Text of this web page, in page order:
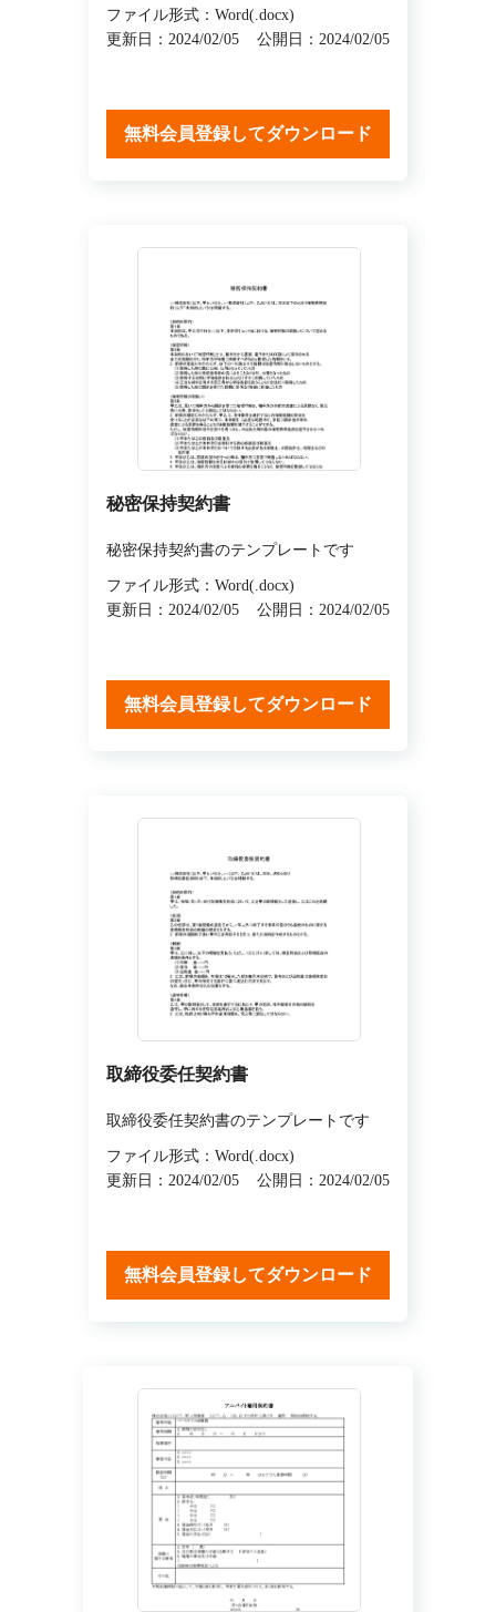
ファイル形式：Word(.docx)
更新日：2024/02/05
公開日：2024/02/05
無料会員登録してダウンロード
秘密保持契約書
秘密保持契約書のテンプレートです
ファイル形式：Word(.docx)
更新日：2024/02/05
公開日：2024/02/05
無料会員登録してダウンロード
取締役委任契約書
取締役委任契約書のテンプレートです
ファイル形式：Word(.docx)
更新日：2024/02/05
公開日：2024/02/05
無料会員登録してダウンロード